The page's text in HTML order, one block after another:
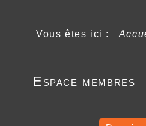
Vous êtes ici :
Espace membres